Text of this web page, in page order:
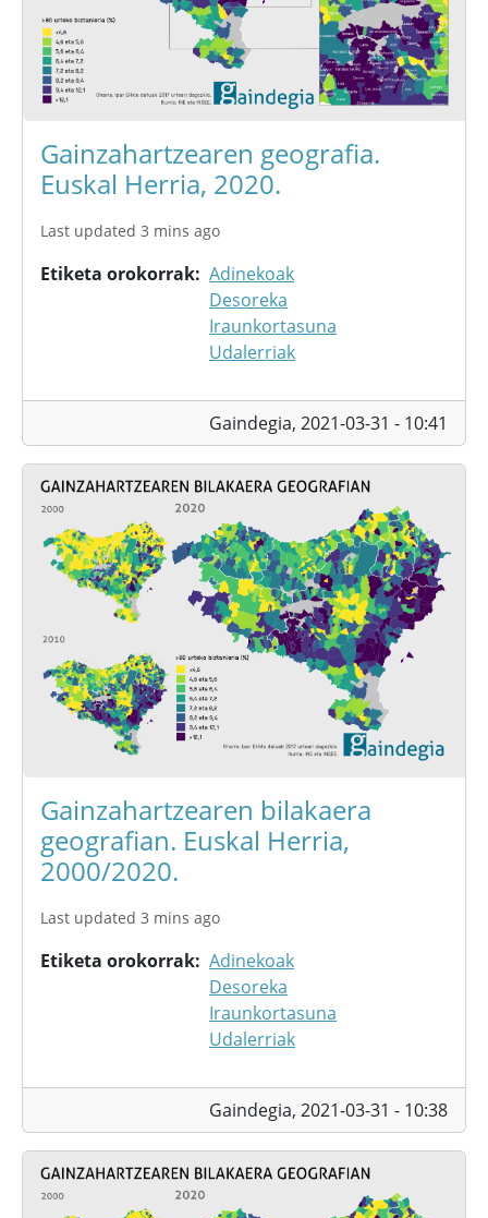
Gainzahartzearen geografia.
Euskal Herria, 2020.
Last updated 3 mins ago
Etiketa orokorrak Adinekoak
Desoreka
Iraunkortasuna
Udalerriak
Gaindegia, 2021-03-31 - 10:41
Gainzahartzearen bilakaera
geografian. Euskal Herria,
2000/2020.
Last updated 3 mins ago
Etiketa orokorrak Adinekoak
Desoreka
Iraunkortasuna
Udalerriak
Gaindegia, 2021-03-31 - 10:38